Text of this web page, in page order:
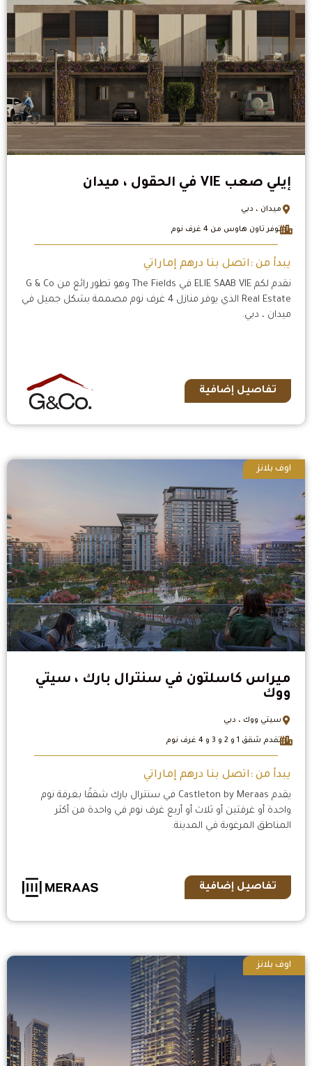
إيلي صعب VIE في الحقول ، ميدان
ميدان ، دبي
توفر تاون هاوس من 4 غرف نوم
يبدأ من :اتصل بنا درهم إماراتي
نقدم لكم ELIE SAAB VIE في The Fields وهو تطور رائع من G & Co
Real Estate الذي يوفر منازل 4 غرف نوم مصممة بشكل جميل في
ميدان ، دبي.
تفاصيل إضافية
اوف بلانز
ميراس كاسلتون في سنترال بارك ، سيتي
ووك
سيتي ووك ، دبي
تقدم شقق 1 و 2 و 3 و 4 غرف نوم
يبدأ من :اتصل بنا درهم إماراتي
يقدم Castleton by Meraas في سنترال بارك شققًا بغرفة نوم
واحدة أو غرفتين أو ثلاث أو أربع غرف نوم في واحدة من أكثر
المناطق المرغوبة في المدينة.
تفاصيل إضافية
اوف بلانز